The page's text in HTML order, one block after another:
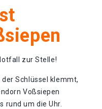
zur Stelle!
Schlüssel klemmt,
Voßsiepen
rund um die Uhr.